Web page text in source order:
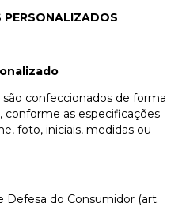
PERSONALIZADOS
confeccionados de forma
conforme as especificações
foto, iniciais, medidas ou
Defesa do Consumidor (art.